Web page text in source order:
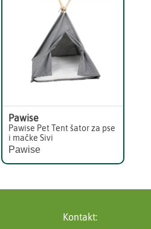
Pawise
Pawise Pet Tent šator za pse
i mačke Sivi
Pawise
Kontakt: